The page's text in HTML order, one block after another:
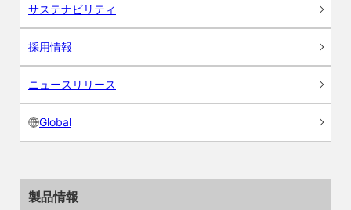
サステナビリティ
採用情報
ニュースリリース
Global
製品情報